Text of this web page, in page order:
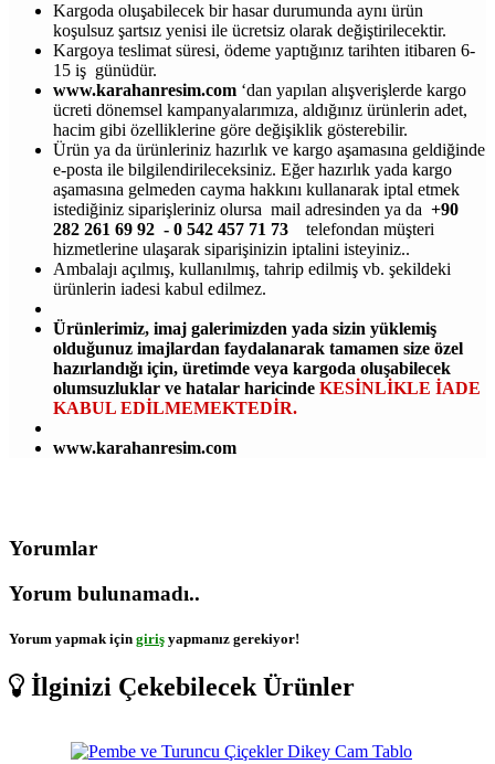
Kargoda oluşabilecek bir hasar durumunda aynı ürün
koşulsuz şartsız yenisi ile ücretsiz olarak değiştirilecektir.
Kargoya teslimat süresi, ödeme yaptığınız tarihten itibaren 6-
15 iş günüdür.
www.karahanresim.com ‘dan yapılan alışverişlerde kargo
ücreti dönemsel kampanyalarımıza, aldığınız ürünlerin adet,
hacim gibi özelliklerine göre değişiklik gösterebilir.
Ürün ya da ürünleriniz hazırlık ve kargo aşamasına geldiğinde
e-posta ile bilgilendirileceksiniz. Eğer hazırlık yada kargo
aşamasına gelmeden cayma hakkını kullanarak iptal etmek
istediğiniz siparişleriniz olursa mail adresinden ya da +90
282 261 69 92 - 0 542 457 71 73
telefondan müşteri
hizmetlerine ulaşarak siparişinizin iptalini isteyiniz..
Ambalajı açılmış, kullanılmış, tahrip edilmiş vb. şekildeki
ürünlerin iadesi kabul edilmez.
Ürünlerimiz, imaj galerimizden yada sizin yüklemiş
olduğunuz imajlardan faydalanarak tamamen size özel
hazırlandığı için, üretimde veya kargoda oluşabilecek
olumsuzluklar ve hatalar haricinde KESİNLİKLE İADE
KABUL EDİLMEMEKTEDİR.
www.karahanresim.com
Yorumlar
Yorum bulunamadı..
Yorum yapmak için giriş yapmanız gerekiyor!
İlginizi Çekebilecek Ürünler